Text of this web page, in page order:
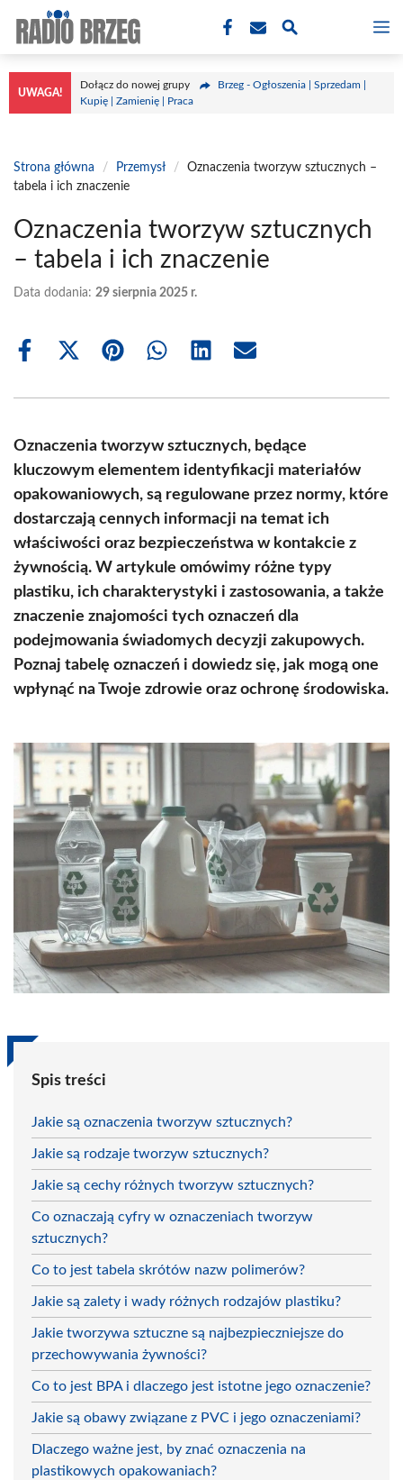
treści
UWAGA!
Dołącz do nowej grupy
Brzeg - Ogłoszenia | Sprzedam |
Kupię | Zamienię | Praca
Strona główna / Przemysł /
Oznaczenia tworzyw sztucznych –
tabela i ich znaczenie
Oznaczenia tworzyw sztucznych
– tabela i ich znaczenie
Data dodania: 29 sierpnia 2025 r.
Share
Share
(Twitter)
Share Share Share Share
Oznaczenia tworzyw sztucznych, będące
kluczowym elementem identyfikacji materiałów
opakowaniowych, są regulowane przez normy, które
dostarczają cennych informacji na temat ich
właściwości oraz bezpieczeństwa w kontakcie z
żywnością. W artykule omówimy różne typy
plastiku, ich charakterystyki i zastosowania, a także
znaczenie znajomości tych oznaczeń dla
podejmowania świadomych decyzji zakupowych.
Poznaj tabelę oznaczeń i dowiedz się, jak mogą one
wpłynąć na Twoje zdrowie oraz ochronę środowiska.
Spis treści
Jakie są oznaczenia tworzyw sztucznych?
Jakie są rodzaje tworzyw sztucznych?
Jakie są cechy różnych tworzyw sztucznych?
Co oznaczają cyfry w oznaczeniach tworzyw
sztucznych?
Co to jest tabela skrótów nazw polimerów?
Jakie są zalety i wady różnych rodzajów plastiku?
Jakie tworzywa sztuczne są najbezpieczniejsze do
przechowywania żywności?
Co to jest BPA i dlaczego jest istotne jego oznaczenie?
Jakie są obawy związane z PVC i jego oznaczeniami?
Dlaczego ważne jest, by znać oznaczenia na
plastikowych opakowaniach?